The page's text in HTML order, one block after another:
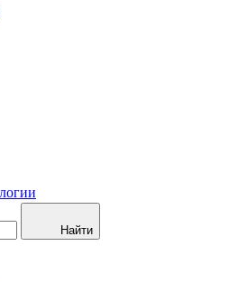
Найти